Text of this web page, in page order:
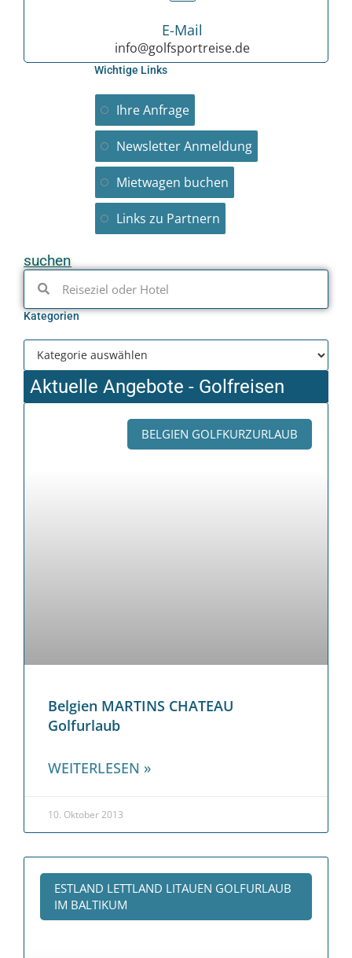
E-Mail
info@golfsportreise.de
Wichtige Links
Ihre Anfrage
Newsletter Anmeldung
Mietwagen buchen
Links zu Partnern
suchen
Kategorien
Aktuelle Angebote - Golfreisen
BELGIEN GOLFKURZURLAUB
Belgien MARTINS CHATEAU
Golfurlaub
WEITERLESEN »
10. Oktober 2013
ESTLAND LETTLAND LITAUEN GOLFURLAUB
IM BALTIKUM